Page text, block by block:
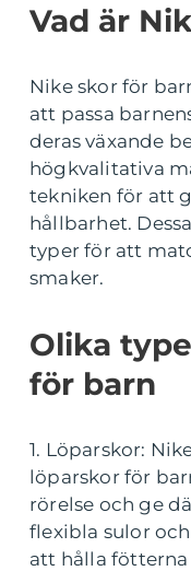
Vad är
Nike skor för
att passa
deras växande
högkvalitativa
tekniken för att
hållbarhet.
typer för att
smaker.
Olika
för barn
1. Löparskor:
löparskor för
rörelse och ge
flexibla sulor
att hålla